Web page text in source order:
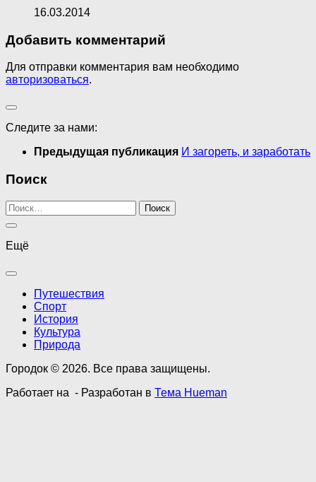
16.03.2014
Добавить комментарий
Для отправки комментария вам необходимо
авторизоваться.
Следите за нами:
Предыдущая публикация И загореть, и заработать
Поиск
Найти:
Ещё
Путешествия
Спорт
История
Культура
Природа
Городок © 2026. Все права защищены.
Работает на - Разработан в Тема Hueman